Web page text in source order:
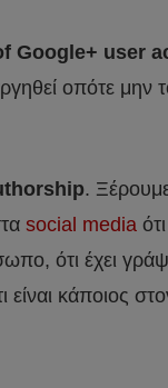
Google+ user
οπότε μην
.
social media
ότι έχει
είναι κάποιος